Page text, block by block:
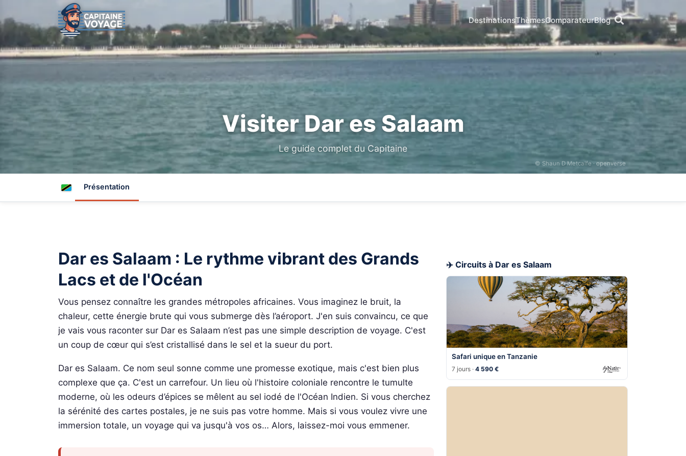
DestinationsThèmesComparateurBlog
Visiter Dar es Salaam
Le guide complet du Capitaine
© Shaun D Metcalfe · openverse
Présentation
Dar es Salaam : Le rythme vibrant des Grands
Lacs et de l'Océan
Vous pensez connaître les grandes métropoles africaines. Vous imaginez le bruit, la
chaleur, cette énergie brute qui vous submerge dès l’aéroport. J'en suis convaincu, ce que
je vais vous raconter sur Dar es Salaam n’est pas une simple description de voyage. C'est
un coup de cœur qui s’est cristallisé dans le sel et la sueur du port.
Dar es Salaam. Ce nom seul sonne comme une promesse exotique, mais c'est bien plus
complexe que ça. C'est un carrefour. Un lieu où l'histoire coloniale rencontre le tumulte
moderne, où les odeurs d’épices se mêlent au sel iodé de l'Océan Indien. Si vous cherchez
la sérénité des cartes postales, je ne suis pas votre homme. Mais si vous voulez vivre une
immersion totale, un voyage qui va jusqu'à vos os… Alors, laissez-moi vous emmener.
✈️ Circuits à Dar es Salaam
Safari unique en Tanzanie
7 jours ·4 590 €